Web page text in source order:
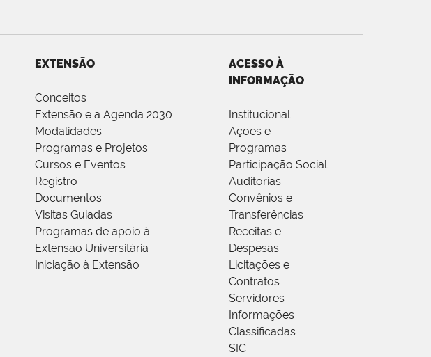
EXTENSÃO
Conceitos
Extensão e a Agenda 2030
Modalidades
Programas e Projetos
Cursos e Eventos
Registro
Documentos
Visitas Guiadas
Programas de apoio à
Extensão Universitária
Iniciação à Extensão
ACESSO À
INFORMAÇÃO
Institucional
Ações e
Programas
Participação Social
Auditorias
Convênios e
Transferências
Receitas e
Despesas
Licitações e
Contratos
Servidores
Informações
Classificadas
SIC